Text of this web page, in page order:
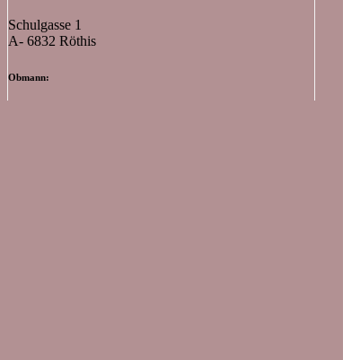
Schulgasse 1
A- 6832 Röthis
Obmann: